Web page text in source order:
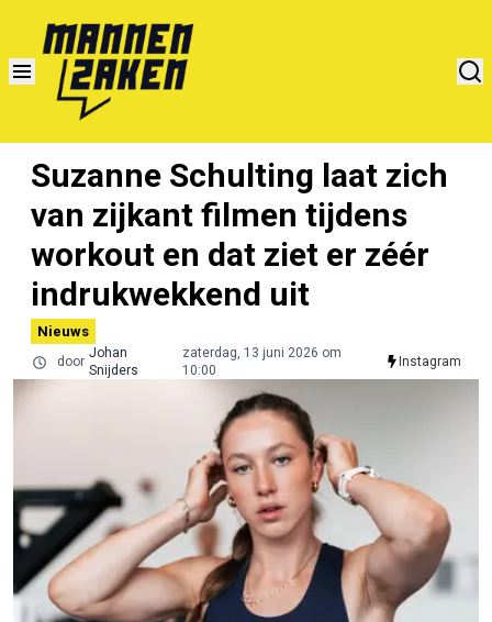
Suzanne Schulting laat zich
van zijkant filmen tijdens
workout en dat ziet er zéér
indrukwekkend uit
Nieuws
door
Johan
Snijders
zaterdag, 13 juni 2026 om
10:00
Instagram